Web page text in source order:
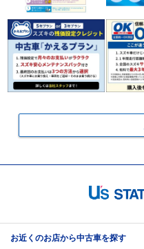
お近くのお店から中古車を探す